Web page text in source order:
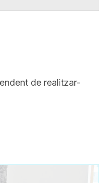
de realitzar-